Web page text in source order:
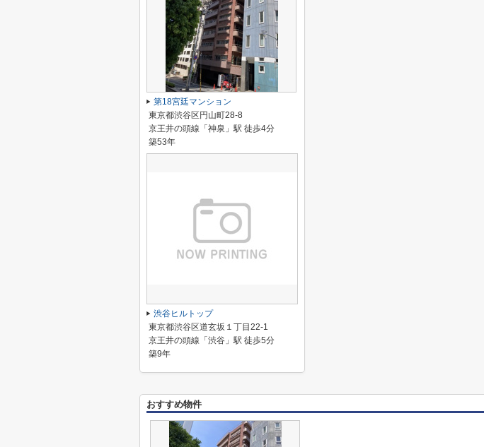
第18宮廷マンション
東京都渋谷区円山町28-8
京王井の頭線「神泉」駅 徒歩4分
築53年
渋谷ヒルトップ
東京都渋谷区道玄坂１丁目22-1
京王井の頭線「渋谷」駅 徒歩5分
築9年
おすすめ物件